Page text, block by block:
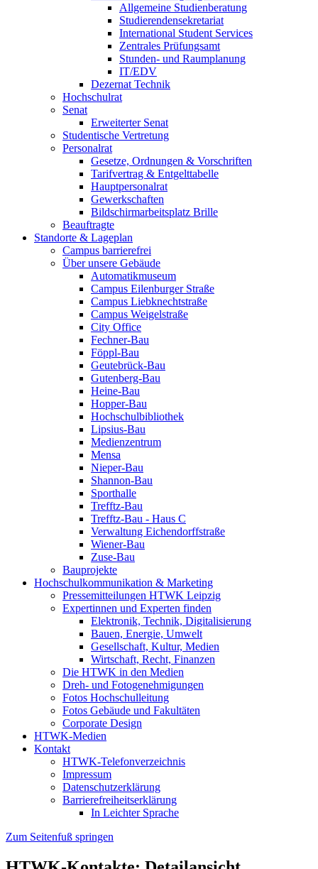
Allgemeine Studienberatung
Studierendensekretariat
International Student Services
Zentrales Prüfungsamt
Stunden- und Raumplanung
IT/EDV
Dezernat Technik
Hochschulrat
Senat
Erweiterter Senat
Studentische Vertretung
Personalrat
Gesetze, Ordnungen & Vorschriften
Tarifvertrag & Entgelttabelle
Hauptpersonalrat
Gewerkschaften
Bildschirmarbeitsplatz Brille
Beauftragte
Standorte & Lageplan
Campus barrierefrei
Über unsere Gebäude
Automatikmuseum
Campus Eilenburger Straße
Campus Liebknechtstraße
Campus Weigelstraße
City Office
Fechner-Bau
Föppl-Bau
Geutebrück-Bau
Gutenberg-Bau
Heine-Bau
Hopper-Bau
Hochschulbibliothek
Lipsius-Bau
Medienzentrum
Mensa
Nieper-Bau
Shannon-Bau
Sporthalle
Trefftz-Bau
Trefftz-Bau - Haus C
Verwaltung Eichendorffstraße
Wiener-Bau
Zuse-Bau
Bauprojekte
Hochschulkommunikation & Marketing
Pressemitteilungen HTWK Leipzig
Expertinnen und Experten finden
Elektronik, Technik, Digitalisierung
Bauen, Energie, Umwelt
Gesellschaft, Kultur, Medien
Wirtschaft, Recht, Finanzen
Die HTWK in den Medien
Dreh- und Fotogenehmigungen
Fotos Hochschulleitung
Fotos Gebäude und Fakultäten
Corporate Design
HTWK-Medien
Kontakt
HTWK-Telefonverzeichnis
Impressum
Datenschutzerklärung
Barrierefreiheitserklärung
In Leichter Sprache
Zum Seitenfuß springen